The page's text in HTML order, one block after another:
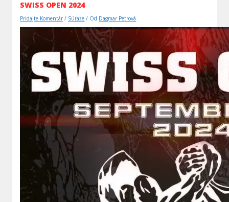
SWISS OPEN 2024
Pridajte Komentár / Súťaže / Od Dagmar Petrová